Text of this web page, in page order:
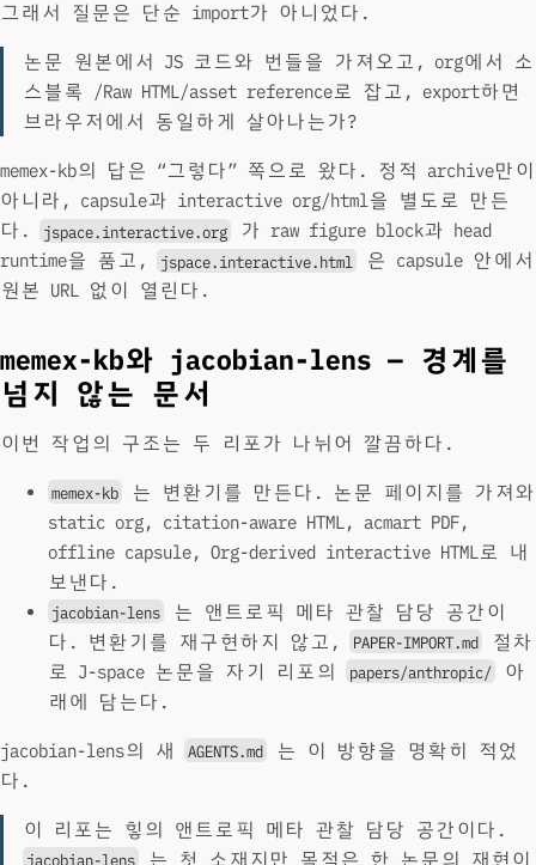
그래서 질문은 단순 import가 아니었다.
논문 원본에서 JS 코드와 번들을 가져오고, org에서 소
스블록 /Raw HTML/asset reference로 잡고, export하면
브라우저에서 동일하게 살아나는가?
memex-kb의 답은 “그렇다” 쪽으로 왔다. 정적 archive만이
아니라, capsule과 interactive org/html을 별도로 만든
다.
jspace.interactive.org
가 raw figure block과 head
runtime을 품고,
jspace.interactive.html
은 capsule 안에서
원본 URL 없이 열린다.
memex-kb와 jacobian-lens — 경계를
넘지 않는 문서
이번 작업의 구조는 두 리포가 나뉘어 깔끔하다.
memex-kb
는 변환기를 만든다. 논문 페이지를 가져와
static org, citation-aware HTML, acmart PDF,
offline capsule, Org-derived interactive HTML로 내
보낸다.
jacobian-lens
는 앤트로픽 메타 관찰 담당 공간이
다. 변환기를 재구현하지 않고,
PAPER-IMPORT.md
절차
로 J-space 논문을 자기 리포의
papers/anthropic/
아
래에 담는다.
jacobian-lens의 새 AGENTS.md
는 이 방향을 명확히 적었
다.
이 리포는 힣의 앤트로픽 메타 관찰 담당 공간이다.
jacobian-lens
는 첫 소재지만 목적은 한 논문의 재현이